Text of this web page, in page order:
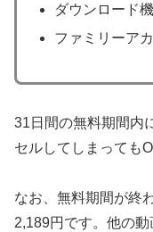
ダウンロード
ファミリーア
31日間の無料期間内
セルしてしまっても
なお、無料期間が終
2,189円です。他の